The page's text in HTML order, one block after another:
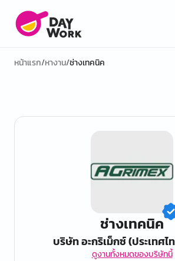
หน้าแรก/หางาน/ช่างเทคนิค
ช่างเทคนิค
บริษัท อะกริเม็กซ์ (ประเทศไ
ดูงานทั้งหมดของบริษัทนี้